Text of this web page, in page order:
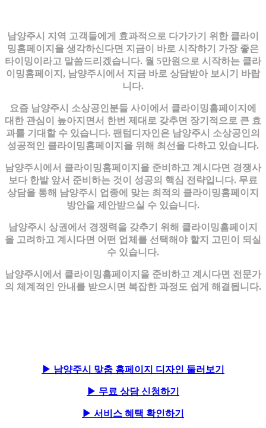
남양주시 지역 고객들에게 효과적으로 다가가기 위한 클라이
밍홈페이지을 생각하신다면 지금이 바로 시작하기 가장 좋은
타이밍이라고 말씀드리겠습니다. 월 5만원으로 시작하는 클라
이밍홈페이지, 남양주시에서 지금 바로 상담받아 보시기 바랍
니다.
요즘 남양주시 소상공인분들 사이에서 클라이밍홈페이지에
대한 관심이 높아지면서 한번 제대로 갖추면 장기적으로 큰 효
과를 기대할 수 있습니다. 팬텀디자인은 남양주시 소상공인의
성공적인 클라이밍홈페이지을 위해 최선을 다하고 있습니다.
남양주시에서 클라이밍홈페이지을 준비하고 계시다면 경쟁사
보다 한발 앞서 준비하는 것이 성공의 핵심 전략입니다. 무료
상담을 통해 남양주시 업종에 맞는 최적의 클라이밍홈페이지
방안을 제안받으실 수 있습니다.
남양주시 상권에서 경쟁력을 갖추기 위해 클라이밍홈페이지
을 고려하고 계시다면 어떤 업체를 선택해야 할지 고민이 되실
수 있습니다.
남양주시에서 클라이밍홈페이지을 준비하고 계시다면 전문가
의 체계적인 안내를 받으시면 복잡한 과정도 쉽게 해결됩니다.
▶ 남양주시 맞춤 홈페이지 디자인 둘러보기
▶ 무료 상담 신청하기
▶ 서비스 혜택 확인하기